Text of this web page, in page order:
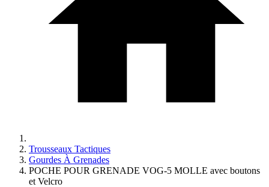
Trousseaux Tactiques
Gourdes À Grenades
POCHE POUR GRENADE VOG-5 MOLLE avec boutons
et Velcro